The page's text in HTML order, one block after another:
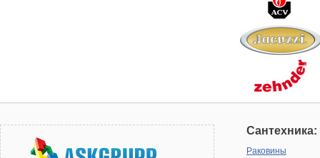
Сантехника:
Раковины